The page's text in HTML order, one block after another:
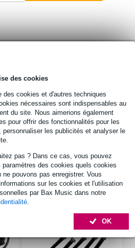
des cookies
des cookies et d'autres techniques
nécessaires sont indispensables au
du site. Nous aimerions également
pour offrir des fonctionnalités pour les
personnaliser les publicités et analyser le
pas ? Dans ce cas, vous pouvez
paramètres des cookies quels cookies
ne pouvons pas enregistrer. Vous
sur les cookies et l'utilisation
par Bax Music dans notre
.
OK
– 7 000 Hz
du produit